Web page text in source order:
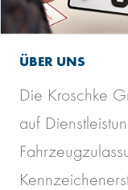
ÜBER UNS
Die Kroschke
auf